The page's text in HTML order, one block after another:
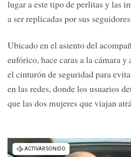
lugar a este tipo de perlitas y las
a ser replicadas por sus
Ubicado en el asiento del
eufórico, hace caras a la cámara
el cinturón de seguridad para
en las redes, donde los usuarios
que las dos mujeres que viajan